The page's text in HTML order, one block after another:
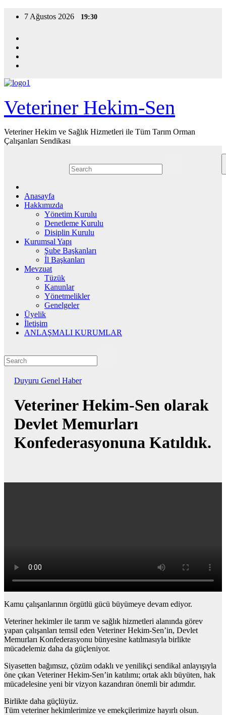
7 Ağustos 2026 19:30
Veteriner Hekim-Sen
Veteriner Hekim ve Sağlık Hizmetleri ile Tüm Tarım Orman
Çalışanları Sendikası
Anasayfa
Hakkımızda
Yönetim Kurulu
Denetleme Kurulu
Disiplin Kurulu
Kurumsal Yapı
Şube Başkanları
İl Başkanları
Mevzuat
Tüzük
Kanunlar
Yönetmelikler
Genelgeler
Üyelik
İletişim
ANLAŞMALI KURUMLAR
Duyuru Genel Haber
Veteriner Hekim-Sen olarak
Devlet Memurları
Konfederasyonuna Katıldık.
Kamu çalışanlarının örgütlü gücü büyümeye devam ediyor.
Veteriner hekimler ile tarım ve sağlık hizmetleri alanında görev
yapan çalışanları temsil eden Veteriner Hekim-Sen’in, Devlet
Memurları Konfederasyonu bünyesine katılmasıyla birlikte
mücadelemiz daha da güçleniyor.
Siyasetten bağımsız, çözüm odaklı ve yenilikçi sendikal anlayışıyla
öne çıkan Veteriner Hekim-Sen’in katılımı; ortak aklı büyüten, hak
mücadelesine yeni bir vizyon kazandıran önemli bir adımdır.
Birlikte daha güçlüyüz.
Tüm veteriner hekimlerimize ve emekçilerimize hayırlı olsun.